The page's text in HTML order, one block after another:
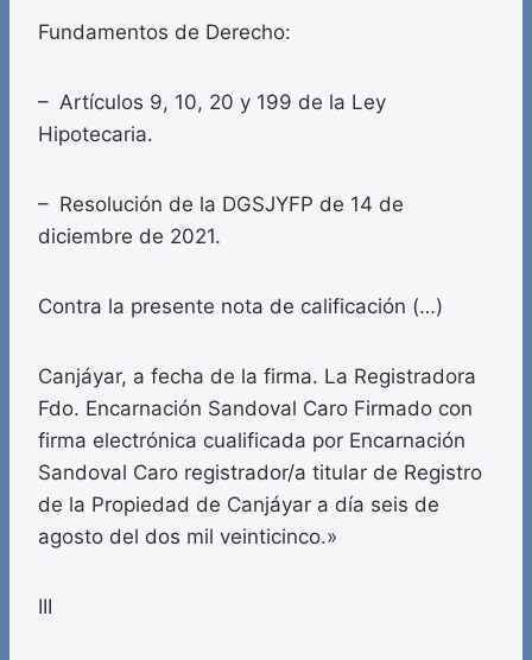
Fundamentos de Derecho:
– Artículos 9, 10, 20 y 199 de la Ley
Hipotecaria.
– Resolución de la DGSJYFP de 14 de
diciembre de 2021.
Contra la presente nota de calificación (…)
Canjáyar, a fecha de la firma. La Registradora
Fdo. Encarnación Sandoval Caro Firmado con
firma electrónica cualificada por Encarnación
Sandoval Caro registrador/a titular de Registro
de la Propiedad de Canjáyar a día seis de
agosto del dos mil veinticinco.»
III